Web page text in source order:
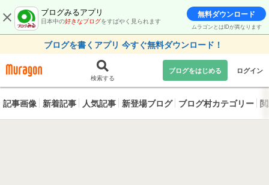
ブログみるアプリ
日本中の好きなブログをすばやく見られます
無料ダウンロード
ムラゴンとはIDが異なります
ブログを書くアプリ 今すぐ無料ダウンロード！
検索する
ブログをはじめる ログイン
記事画像 新着記事 人気記事 新登場ブログ ブログ村カテゴリー